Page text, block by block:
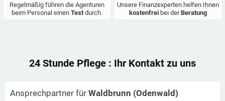
Regelmäßig führen die Agenturen
beim Personal einen Test durch.
Unsere Finanzexperten helfen Ihnen
kostenfrei bei derBeratung
24 Stunde Pflege : Ihr Kontakt zu uns
Ansprechpartner für Waldbrunn (Odenwald)